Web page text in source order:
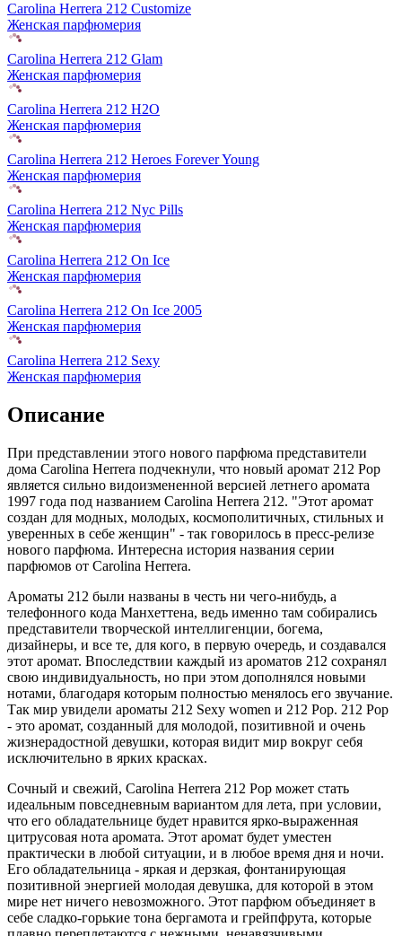
Carolina Herrera 212 Customize
Женская парфюмерия
Carolina Herrera 212 Glam
Женская парфюмерия
Carolina Herrera 212 H2O
Женская парфюмерия
Carolina Herrera 212 Heroes Forever Young
Женская парфюмерия
Carolina Herrera 212 Nyc Pills
Женская парфюмерия
Carolina Herrera 212 On Ice
Женская парфюмерия
Carolina Herrera 212 On Ice 2005
Женская парфюмерия
Carolina Herrera 212 Sexy
Женская парфюмерия
Описание
При представлении этого нового парфюма представители
дома Carolina Herrera подчекнули, что новый аромат 212 Pop
является сильно видоизмененной версией летнего аромата
1997 года под названием Carolina Herrera 212. "Этот аромат
создан для модных, молодых, космополитичных, стильных и
уверенных в себе женщин" - так говорилось в пресс-релизе
нового парфюма. Интересна история названия серии
парфюмов от Carolina Herrera.
Ароматы 212 были названы в честь ни чего-нибудь, а
телефонного кода Манхеттена, ведь именно там собирались
представители творческой интеллигенции, богема,
дизайнеры, и все те, для кого, в первую очередь, и создавался
этот аромат. Впоследствии каждый из ароматов 212 сохранял
свою индивидуальность, но при этом дополнялся новыми
нотами, благодаря которым полностью менялось его звучание.
Так мир увидели ароматы 212 Sexy women и 212 Рор. 212 Рор
- это аромат, созданный для молодой, позитивной и очень
жизнерадостной девушки, которая видит мир вокруг себя
исключительно в ярких красках.
Сочный и свежий, Carolina Herrera 212 Рор может стать
идеальным повседневным вариантом для лета, при условии,
что его обладательнице будет нравится ярко-выраженная
цитрусовая нота аромата. Этот аромат будет уместен
практически в любой ситуации, и в любое время дня и ночи.
Его обладательница - яркая и дерзкая, фонтанирующая
позитивной энергией молодая девушка, для которой в этом
мире нет ничего невозможного. Этот парфюм объединяет в
себе сладко-горькие тона бергамота и грейпфрута, которые